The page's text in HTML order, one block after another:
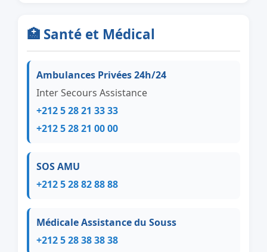
🏥 Santé et Médical
Ambulances Privées 24h/24
Inter Secours Assistance
+212 5 28 21 33 33
+212 5 28 21 00 00
SOS AMU
+212 5 28 82 88 88
Médicale Assistance du Souss
+212 5 28 38 38 38